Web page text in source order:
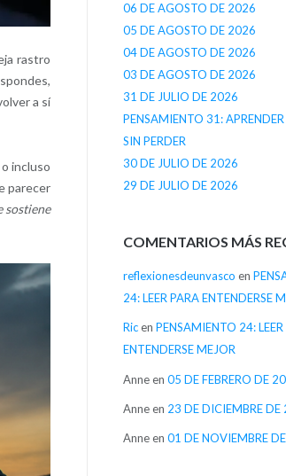
rastro
a sí
incluso
parecer
sostiene
06 DE AGOSTO DE 2026
05 DE AGOSTO DE 2026
04 DE AGOSTO DE 2026
03 DE AGOSTO DE 2026
31 DE JULIO DE 2026
PENSAMIENTO 31:
SIN PERDER
30 DE JULIO DE 2026
29 DE JULIO DE 2026
COMENTARIOS MÁS
reflexionesdeunvasco en
24: LEER PARA ENTENDERSE
Ricen PENSAMIENTO 24: LEER
ENTENDERSE MEJOR
Anneen 05 DE FEBRERO DE
Anneen 23 DE DICIEMBRE DE
Anneen 01 DE NOVIEMBRE